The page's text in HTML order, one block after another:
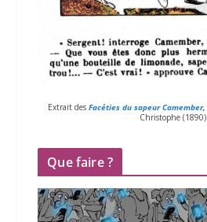
Extrait des Facéties du sapeur Camember,
Christophe (1890)
Que faire ?